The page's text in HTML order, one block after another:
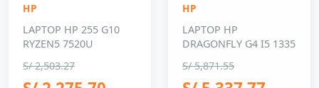
HP
LAPTOP HP 255 G10
RYZEN5 7520U
S/ 2,503.27
HP
LAPTOP HP
DRAGONFLY G4 I5 1335
S/ 5,871.55